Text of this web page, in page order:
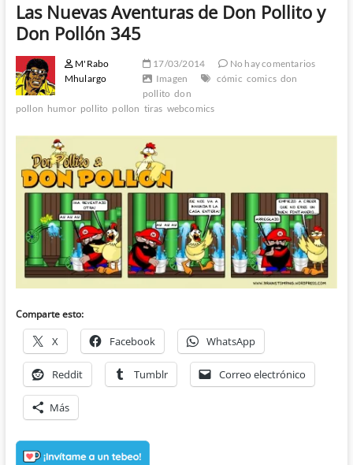
Las Nuevas Aventuras de Don Pollito y
Don Pollón 345
M'Rabo
Mhulargo
17/03/2014
No hay comentarios
Imagen
cómic comics don
pollito don
pollon humor pollito pollon tiras webcomics
Comparte esto:
X Facebook WhatsApp
Reddit Tumblr Correo electrónico
Más